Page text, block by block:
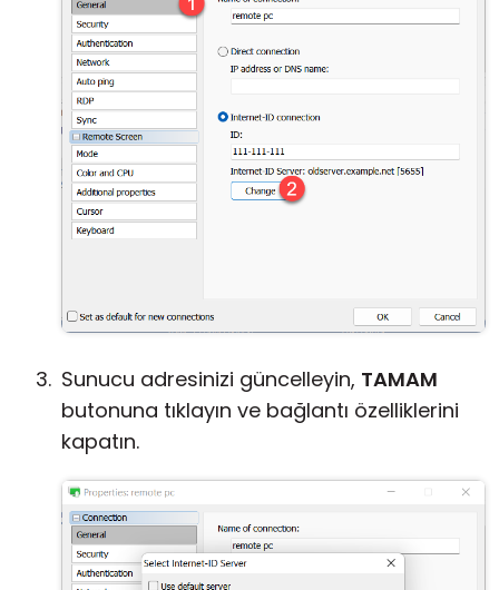
Sunucu adresinizi güncelleyin, TAMAM
butonuna tıklayın ve bağlantı özelliklerini
kapatın.